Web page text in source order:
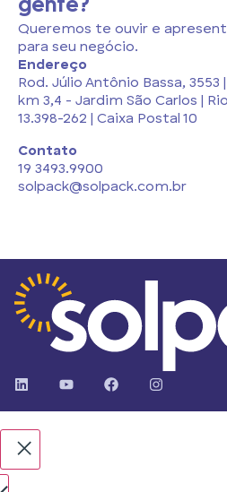
gente?
Queremos te ouvir e
para seu negócio.
Endereço
Rod. Júlio Antônio Bassa, 3553 |
km 3,4 - Jardim São Carlos |
13.398-262 | Caixa Postal 10
Contato
19 3493.9900
solpack@solpack.com.br